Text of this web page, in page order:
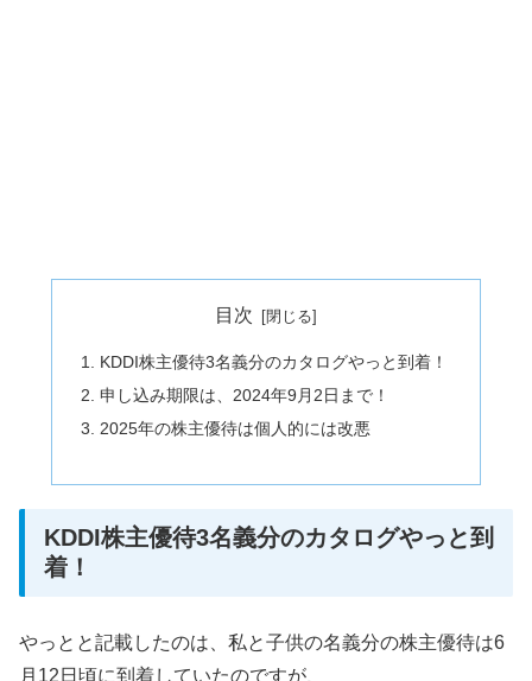
目次
KDDI株主優待3名義分のカタログやっと到着！
申し込み期限は、2024年9月2日まで！
2025年の株主優待は個人的には改悪
KDDI株主優待3名義分のカタログやっと到
着！
やっとと記載したのは、私と子供の名義分の株主優待は6
月12日頃に到着していたのですが、